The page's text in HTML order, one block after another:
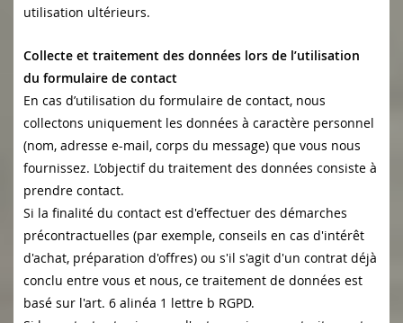
utilisation ultérieurs.
Collecte et traitement des données lors de l’utilisation
du formulaire de contact
En cas d’utilisation du formulaire de contact, nous
collectons uniquement les données à caractère personnel
(nom, adresse e-mail, corps du message) que vous nous
fournissez. L’objectif du traitement des données consiste à
prendre contact.
Si la finalité du contact est d'effectuer des démarches
précontractuelles (par exemple, conseils en cas d'intérêt
d'achat, préparation d'offres) ou s'il s'agit d'un contrat déjà
conclu entre vous et nous, ce traitement de données est
basé sur l'art. 6 alinéa 1 lettre b RGPD.